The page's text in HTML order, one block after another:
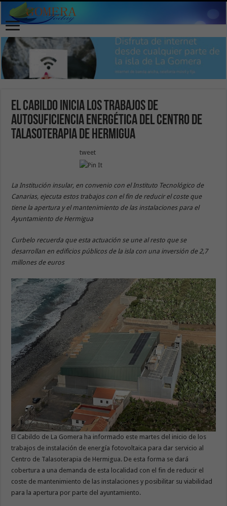
El Cabildo inicia los trabajos de
autosuficiencia energética del Centro de
Talasoterapia de Hermigua
tweet
La Institución insular, en convenio con el Instituto Tecnológico de
Canarias, ejecuta estos trabajos con el fin de reducir el coste que
tiene la apertura y el mantenimiento de las instalaciones para el
Ayuntamiento de Hermigua
Curbelo recuerda que esta actuación se une al resto que se
desarrollan en edificios públicos de la isla con una inversión de 2,7
millones de euros
El Cabildo de La Gomera ha informado este martes del inicio de los
trabajos de instalación de energía fotovoltaica para dar servicio al
Centro de Talasoterapia de Hermigua. De esta forma se dará
cobertura a una demanda de esta localidad con el fin de reducir el
coste de mantenimiento de las instalaciones y posibilitar su viabilidad
para la apertura por parte del ayuntamiento.